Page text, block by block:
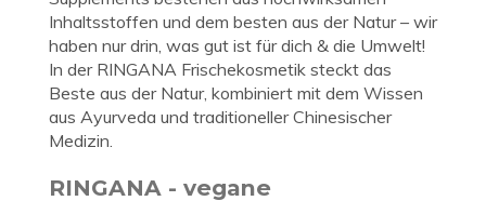
Inhaltsstoffen und dem besten aus der Natur – wir
haben nur drin, was gut ist für dich & die Umwelt!
In der RINGANA Frischekosmetik steckt das
Beste aus der Natur, kombiniert mit dem Wissen
aus Ayurveda und traditioneller Chinesischer
Medizin.
RINGANA - vegane